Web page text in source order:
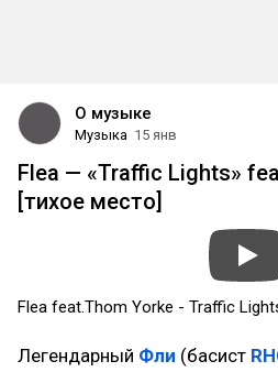
О музыке
Музыка 15 янв
Flea — «Traffic Lights»
[тихое место]
Flea feat.Thom Yorke - Traffic
Легендарный Фли (басист